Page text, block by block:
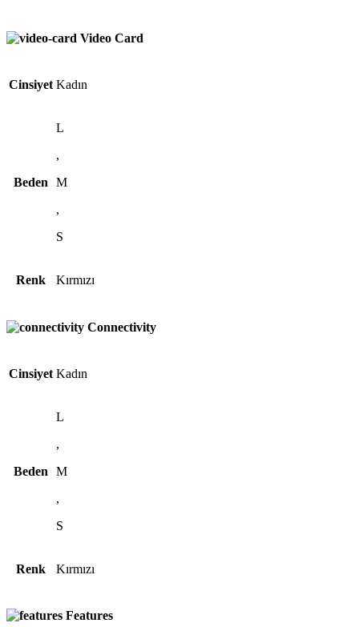
Video Card
Cinsiyet Kadın
Beden
L
,
M
,
S
Renk Kırmızı
Connectivity
Cinsiyet Kadın
Beden
L
,
M
,
S
Renk Kırmızı
Features